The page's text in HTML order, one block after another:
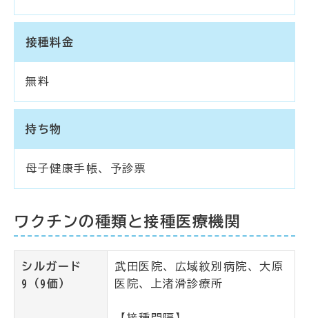
接種料金
無料
持ち物
母子健康手帳、予診票
ワクチンの種類と接種医療機関
シルガード
9（9価）
武田医院、広域紋別病院、大原
医院、上渚滑診療所